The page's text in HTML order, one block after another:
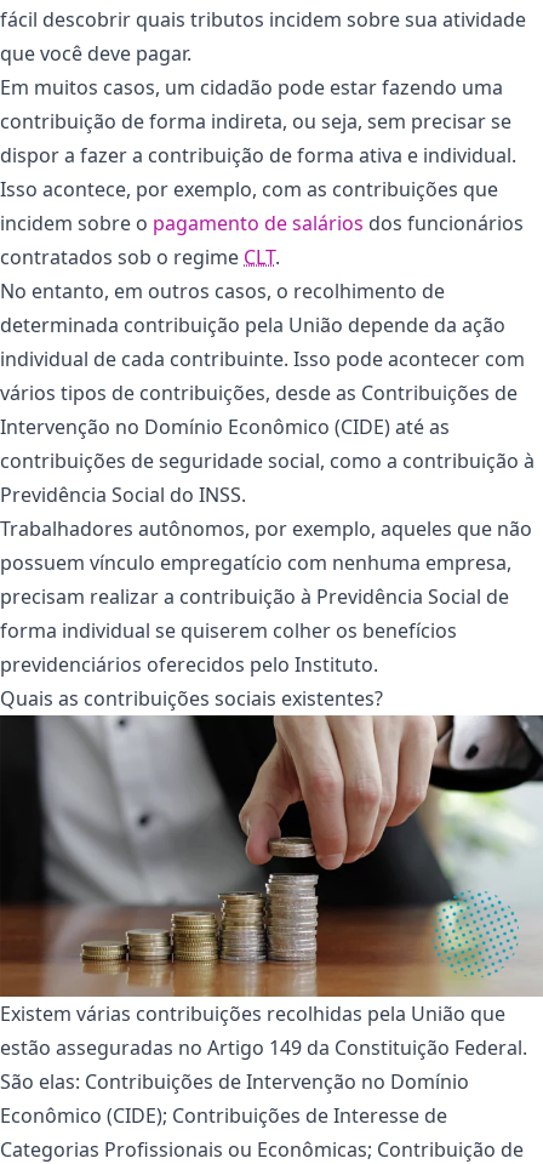
fácil descobrir quais tributos incidem sobre sua atividade
que você deve pagar.
Em muitos casos, um cidadão pode estar fazendo uma
contribuição de forma indireta, ou seja, sem precisar se
dispor a fazer a contribuição de forma ativa e individual.
Isso acontece, por exemplo, com as contribuições que
incidem sobre o pagamento de salários dos funcionários
contratados sob o regime CLT.
No entanto, em outros casos, o recolhimento de
determinada contribuição pela União depende da ação
individual de cada contribuinte. Isso pode acontecer com
vários tipos de contribuições, desde as Contribuições de
Intervenção no Domínio Econômico (CIDE) até as
contribuições de seguridade social, como a contribuição à
Previdência Social do INSS.
Trabalhadores autônomos, por exemplo, aqueles que não
possuem vínculo empregatício com nenhuma empresa,
precisam realizar a contribuição à Previdência Social de
forma individual se quiserem colher os benefícios
previdenciários oferecidos pelo Instituto.
Quais as contribuições sociais existentes?
Existem várias contribuições recolhidas pela União que
estão asseguradas no Artigo 149 da Constituição Federal.
São elas: Contribuições de Intervenção no Domínio
Econômico (CIDE); Contribuições de Interesse de
Categorias Profissionais ou Econômicas; Contribuição de